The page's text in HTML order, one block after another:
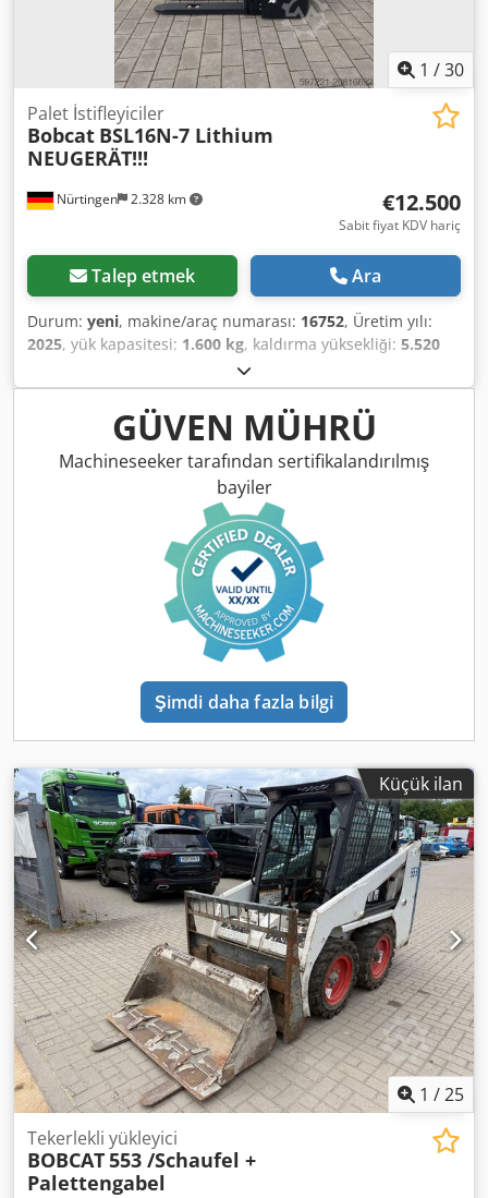
1 /30
Nürtingen 2.328 km
Palet İstifleyiciler
Bobcat BSL16N-7 Lithium
NEUGERÄT!!!
€12.500
Sabit fiyat KDV hariç
Talep etmek Ara
Durum: yeni, makine/araç numarası: 16752, Üretim yılı:
2025, yük kapasitesi: 1.600 kg, kaldırma yüksekliği: 5.520
1.820 mm
yakıt türü:elektrikli, direk tipi:triplex, inşaat yüksekliği:
, batarya voltajı: 24 V , çatalların uzunluğu:
, ön lastik ölçüsü: Tandem , arka lastik boyutu:
ağırlık:1.222 kg, 5041176 Seri Numarası: OBWNE-000719
Dksdpfjx Nk Hyex Akaer Akü Özellikleri: 24 Volt 150 Ah
GÜVEN MÜHRÜ
Machineseeker tarafından sertifikalandırılmış
bayiler
Şimdi daha fazla bilgi
Küçük ilan
1 /25
Tekerlekli yükleyici
BOBCAT553 /Schaufel +
Palettengabel